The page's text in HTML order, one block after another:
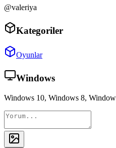
@valeriya
Kategoriler
Oyunlar
Windows
Windows 10, Windows 8,